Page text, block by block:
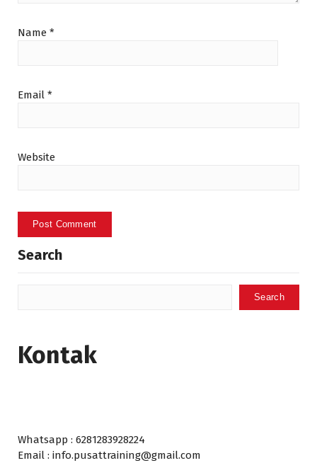
Name *
Email *
Website
Search
Search
Kontak
Whatsapp : 6281283928224
Email : info.pusattraining@gmail.com